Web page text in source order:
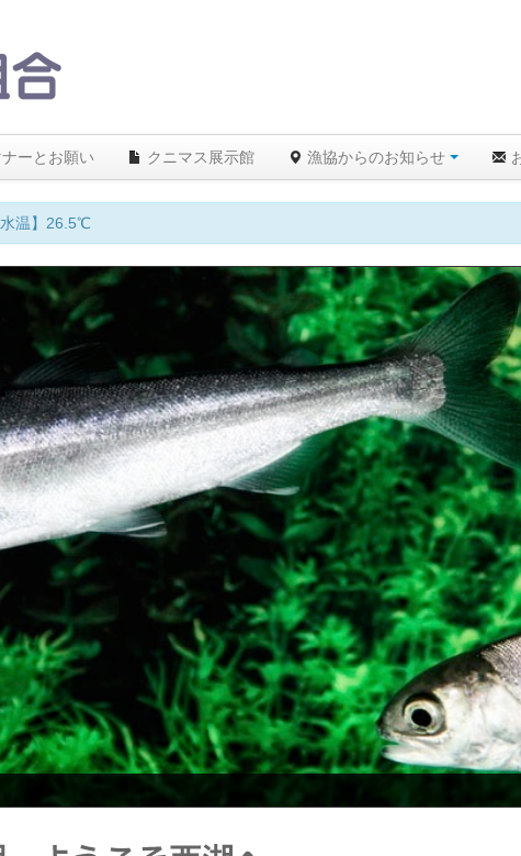
ナーとお願い クニマス展示館 漁協からのお知らせ
、遊漁を拒絶します！ルールを守り遊漁を楽しみましょう。